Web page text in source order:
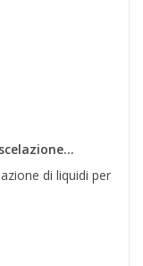
di liquidi per